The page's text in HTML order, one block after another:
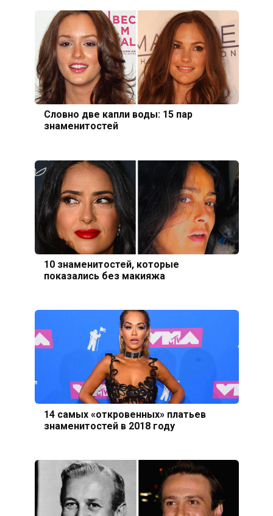
Словно две капли воды: 15 пар
знаменитостей
10 знаменитостей, которые
показались без макияжа
14 самых «откровенных» платьев
знаменитостей в 2018 году